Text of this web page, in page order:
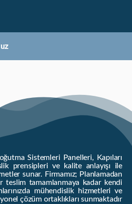
Sistemleri Panelleri, Kapıları
prensipleri ve kalite anlayışı ile
sunar. Firmamız; Planlamadan
teslim tamamlanmaya kadar kendi
mühendislik hizmetleri ve
çözüm ortaklıkları sunmaktadır.